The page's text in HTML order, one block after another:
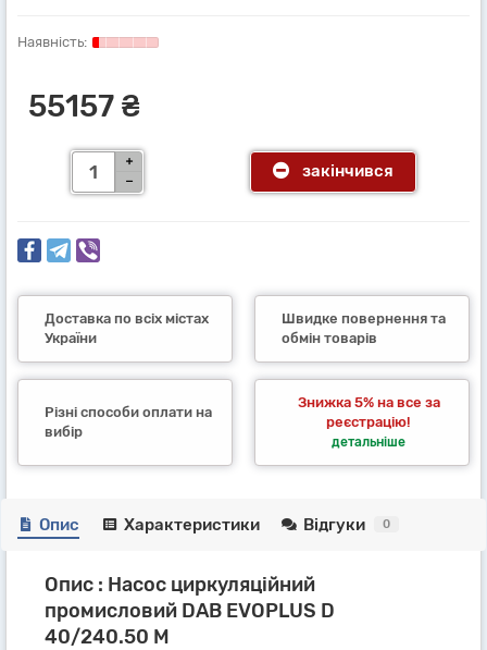
55157 ₴
закінчився
Доставка по всіх містах
України
Швидке повернення та
обмін товарів
Різні способи оплати на
вибір
Знижка 5% на все за
реєстрацію!
детальніше
Опис Характеристики Відгуки 0
Опис : Насос циркуляційний
промисловий DAB EVOPLUS D
40/240.50 M